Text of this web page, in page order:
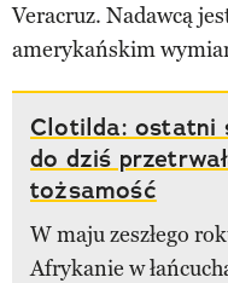
Veracruz. Nadawcą
amerykańskim
Clotilda: ostatni
do dziś
tożsamość
W maju zeszłego
Afrykanie w